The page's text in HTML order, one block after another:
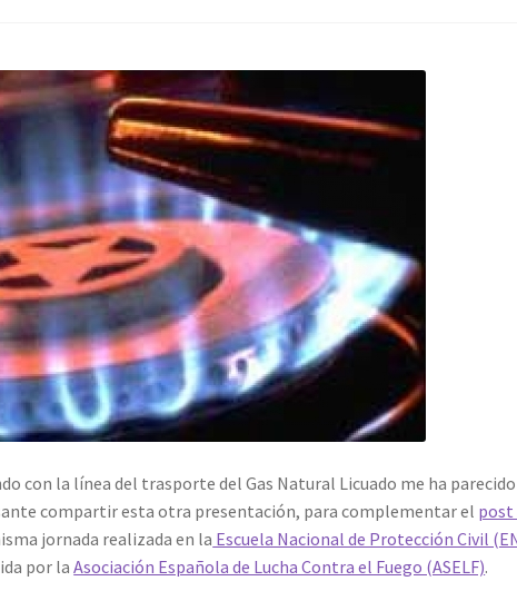
con la línea del trasporte del Gas Natural Licuado me ha parecido
compartir esta otra presentación, para complementar el
jornada realizada en la Escuela Nacional de Protección Civil
por laAsociación Española de Lucha Contra el Fuego (ASELF).